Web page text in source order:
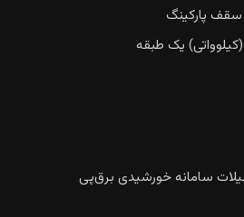
سقف پارکینگ
یک طبقه
سامانه خورشیدی برق‌پی